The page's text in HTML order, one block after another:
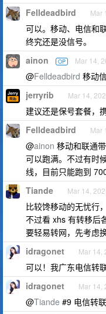
Felldeadbird Mar
可以。移动、电信和
终究还是没信号。
ainon OP Mar 14,
@Felldeadbird 移动
jerryrib Mar 14,
建议还是保号套餐，
Felldeadbird Mar
@ainon 移动和联通
可以跑满。不过有时
线，目前只能跑到
Tiande Mar 14,
比较馋移动的无忧行
不过看 xhs 有转移后
要轻易转网，先考虑
idragonet Mar 14,
可以！我广东电信转
idragonet Mar 14,
@Tiande #9 电信转